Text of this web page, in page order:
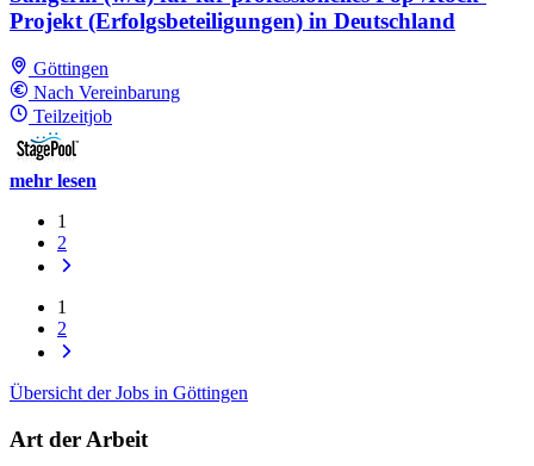
Projekt (Erfolgsbeteiligungen) in Deutschland
Göttingen
Nach Vereinbarung
Teilzeitjob
mehr lesen
1
2
1
2
Übersicht der Jobs in Göttingen
Art der Arbeit